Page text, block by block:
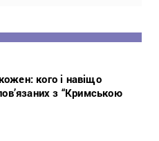
кого і навіщо
з “Кримською